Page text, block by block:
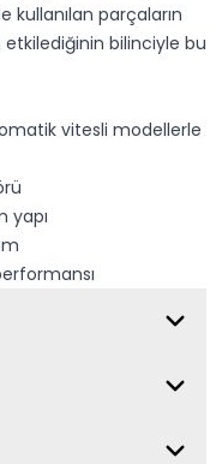
parçaların
etkilediğinin bilinciyle bu
vitesli modellerle
yapı